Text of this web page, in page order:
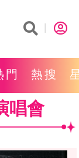
門 熱搜
唱會